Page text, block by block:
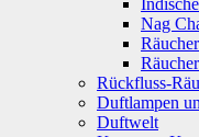
Nag
Rückfluss-
Duftlampen
Duftwelt